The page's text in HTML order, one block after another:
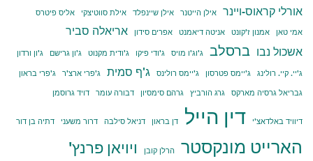
אורלי קראוס-ויינר אילן הייטנר אילן שיינפלד אילת סווטיצקי
אליס פיטרס
אמי טאן
אמנון ז'קונט אניטה דיאמנט אפרים סידון
אריאלה סביר
אשכול נבו ברסלב ג'וג'ו מויס ג'ודי פיקו ג'ודית מקנוט ג'ון גרישם ג'ון ורדון
ג'יי. קיי. רולינג ג'יימס פטרסון ג'יימס רולינס ג'ף סמית ג'פרי ארצ'ר
ג'פרי בראון
גבריאל גרסיה מארקס
גרג הורביץ גרהם סימסיון דבורה עומר דויד גרוסמן
דיוויד באלדאצ'י דין הייל דן בראון דניאל סילבה דרור משעני דתיה בן דור
הארייט מונקסטר הרלן קובן ויויאן פרנץ'